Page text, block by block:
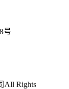
号
All Rights